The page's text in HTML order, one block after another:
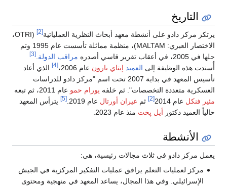
التاريخ
يرتكز مركز دادو على أنشطة معهد أبحاث النظرية العملياتية
(OTRI،
الاختصار العبري: MALTAM)، منظمة مماثلة تأسست عام 1995 وتم
حلها في 2005، في أعقاب تقرير قاسي أصدره
مراقب الدولة.
[3]
أُسندت هذه الوظيفة إلى العميد إيتاي بارونعام 2006، [4]
الذي أعاد
تأسيس المعهد في بداية 2007 تحت اسم "مركز دادو للدراسات
العسكرية متعددة التخصصات". ثم خلفهيورام حموعام 2011، ثم تبعه
مئير فنكلعام 2014 [2] ثمعيران أورتالعام 2019. [5]
يترأس المعهد
حالياً العميد دكتورأيل پختمنذ عام 2023.
الأنشطة
يعمل مركز دادو في ثلاث مجالات رئيسية، هي:
مركز لعمليات التعلم يرافق عمليات التفكير المركزية في الجيش
الإسرائيلي. وفي هذا المجال، يساعد المعهد في منهجية ومحتوى